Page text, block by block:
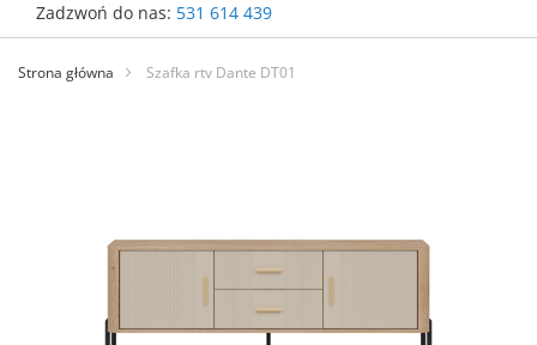
Zadzwoń do nas: 531 614 439
Przejdź
treści
Strona główna Szafka rtv Dante DT01